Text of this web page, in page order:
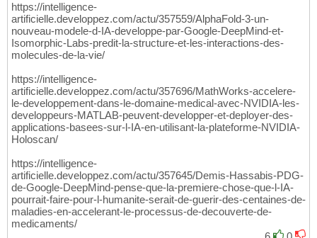
https://intelligence-
artificielle.developpez.com/actu/357559/AlphaFold-3-un-
nouveau-modele-d-IA-developpe-par-Google-DeepMind-et-
Isomorphic-Labs-predit-la-structure-et-les-interactions-des-
molecules-de-la-vie/
https://intelligence-
artificielle.developpez.com/actu/357696/MathWorks-accelere-
le-developpement-dans-le-domaine-medical-avec-NVIDIA-les-
developpeurs-MATLAB-peuvent-developper-et-deployer-des-
applications-basees-sur-l-IA-en-utilisant-la-plateforme-NVIDIA-
Holoscan/
https://intelligence-
artificielle.developpez.com/actu/357645/Demis-Hassabis-PDG-
de-Google-DeepMind-pense-que-la-premiere-chose-que-l-IA-
pourrait-faire-pour-l-humanite-serait-de-guerir-des-centaines-de-
maladies-en-accelerant-le-processus-de-decouverte-de-
medicaments/